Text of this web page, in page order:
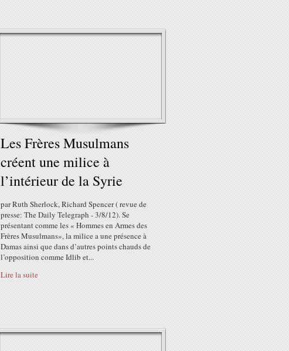
Les Frères Musulmans
créent une milice à
l’intérieur de la Syrie
par Ruth Sherlock, Richard Spencer ( revue de
presse: The Daily Telegraph - 3/8/12). Se
présentant comme les « Hommes en Armes des
Frères Musulmans», la milice a une présence à
Damas ainsi que dans d’autres points chauds de
l’opposition comme Idlib et...
Lire la suite